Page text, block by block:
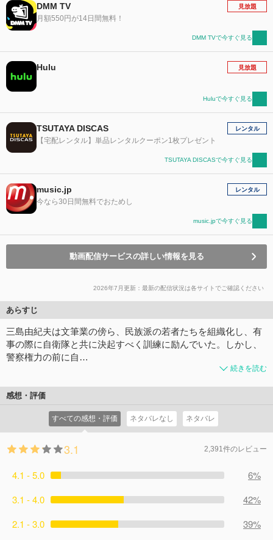
DMM TV
月額550円が14日間無料！
見放題
DMM TVで今すぐ見る
Hulu 見放題
Huluで今すぐ見る
TSUTAYA DISCAS
【宅配レンタル】単品レンタルクーポン1枚プレゼント
レンタル
TSUTAYA DISCASで今すぐ見る
music.jp
今なら30日間無料でおためし
レンタル
music.jpで今すぐ見る
動画配信サービスの詳しい情報を見る
2026年7月更新：最新の配信状況は各サイトでご確認ください
あらすじ
三島由紀夫は文筆業の傍ら、民族派の若者たちを組織化し、有
事の際に自衛隊と共に決起すべく訓練に励んでいた。しかし、
警察権力の前に自…
続きを読む
感想・評価
すべての感想・評価 ネタバレなし ネタバレ
3.1 2,391件のレビュー
4.1 - 5.0
6%
3.1 - 4.0
42%
2.1 - 3.0
39%